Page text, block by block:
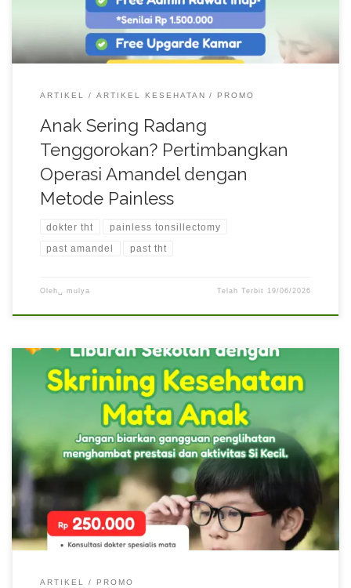
atau tonsilektomi. Kini, prosedur […]
ARTIKEL ARTIKEL KESEHATAN PROMO
Anak Sering Radang
Tenggorokan? Pertimbangkan
Operasi Amandel dengan
Metode Painless
dokter tht painless tonsillectomy
past amandel past tht
Oleh␣ mulya Telah Terbit 19/06/2026
Libur sekolah merupakan waktu yang tepat untuk
memperhatikan kesehatan anak, termasuk kesehatan mata.
Selama masa belajar, tidak sedikit anak yang mengalami
gangguan penglihatan tanpa disadari. Padahal, kondisi seperti
rabun jauh (mata minus), rabun dekat, mata silinder, maupun
gangguan refraksi lainnya dapat memengaruhi kemampuan
belajar, konsentrasi, hingga prestasi akademik. Melalui skrining
ARTIKEL PROMO